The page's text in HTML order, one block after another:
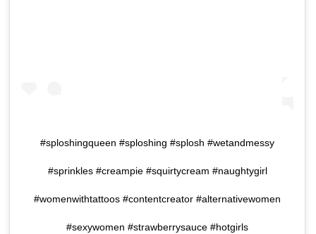
#sploshingqueen #sploshing #splosh #wetandmessy
#sprinkles #creampie #squirtycream #naughtygirl
#womenwithtattoos #contentcreator #alternativewomen
#sexywomen #strawberrysauce #hotgirls